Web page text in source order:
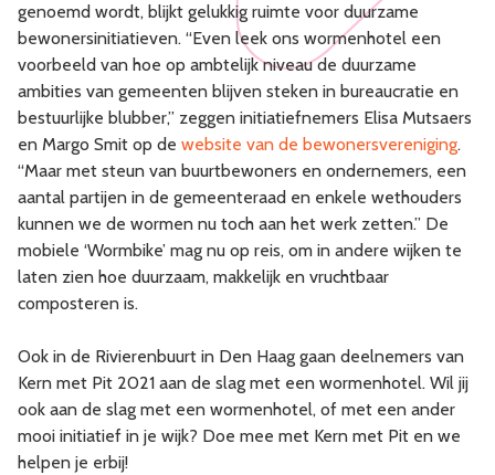
genoemd wordt, blijkt gelukkig ruimte voor duurzame
bewonersinitiatieven. “Even leek ons wormenhotel een
voorbeeld van hoe op ambtelijk niveau de duurzame
ambities van gemeenten blijven steken in bureaucratie en
bestuurlijke blubber,” zeggen initiatiefnemers Elisa Mutsaers
en Margo Smit op de website van de bewonersvereniging.
“Maar met steun van buurtbewoners en ondernemers, een
aantal partijen in de gemeenteraad en enkele wethouders
kunnen we de wormen nu toch aan het werk zetten.” De
mobiele ‘Wormbike’ mag nu op reis, om in andere wijken te
laten zien hoe duurzaam, makkelijk en vruchtbaar
composteren is.
Ook in de Rivierenbuurt in Den Haag gaan deelnemers van
Kern met Pit 2021 aan de slag met een wormenhotel. Wil jij
ook aan de slag met een wormenhotel, of met een ander
mooi initiatief in je wijk? Doe mee met Kern met Pit en we
helpen je erbij!